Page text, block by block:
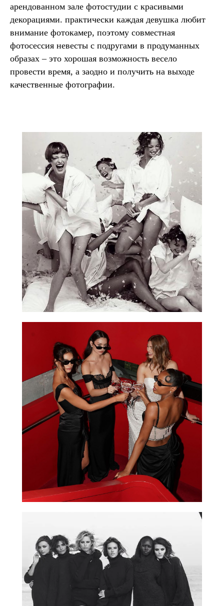
арендованном зале фотостудии с красивыми
декорациями. практически каждая девушка любит
внимание фотокамер, поэтому совместная
фотосессия невесты с подругами в продуманных
образах – это хорошая возможность весело
провести время, а заодно и получить на выходе
качественные фотографии.